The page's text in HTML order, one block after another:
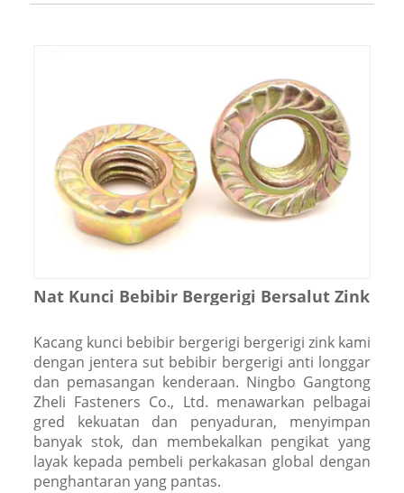
Nat Kunci Bebibir Bergerigi Bersalut Zink
Kacang kunci bebibir bergerigi bergerigi zink kami
dengan jentera sut bebibir bergerigi anti longgar
dan pemasangan kenderaan. Ningbo Gangtong
Zheli Fasteners Co., Ltd. menawarkan pelbagai
gred kekuatan dan penyaduran, menyimpan
banyak stok, dan membekalkan pengikat yang
layak kepada pembeli perkakasan global dengan
penghantaran yang pantas.